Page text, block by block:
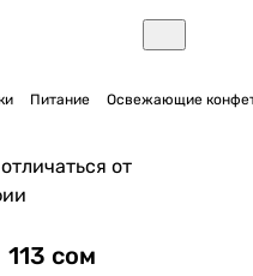
Питание Освежающие
от
113 сом